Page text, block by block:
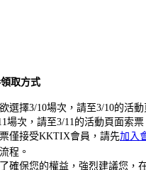
取方式
選擇3/10場次，請至3/10的活
場次，請至3/11的活動頁面索票
僅接受KKTIX會員，請先加入
程。
確保您的權益，強烈建議您，